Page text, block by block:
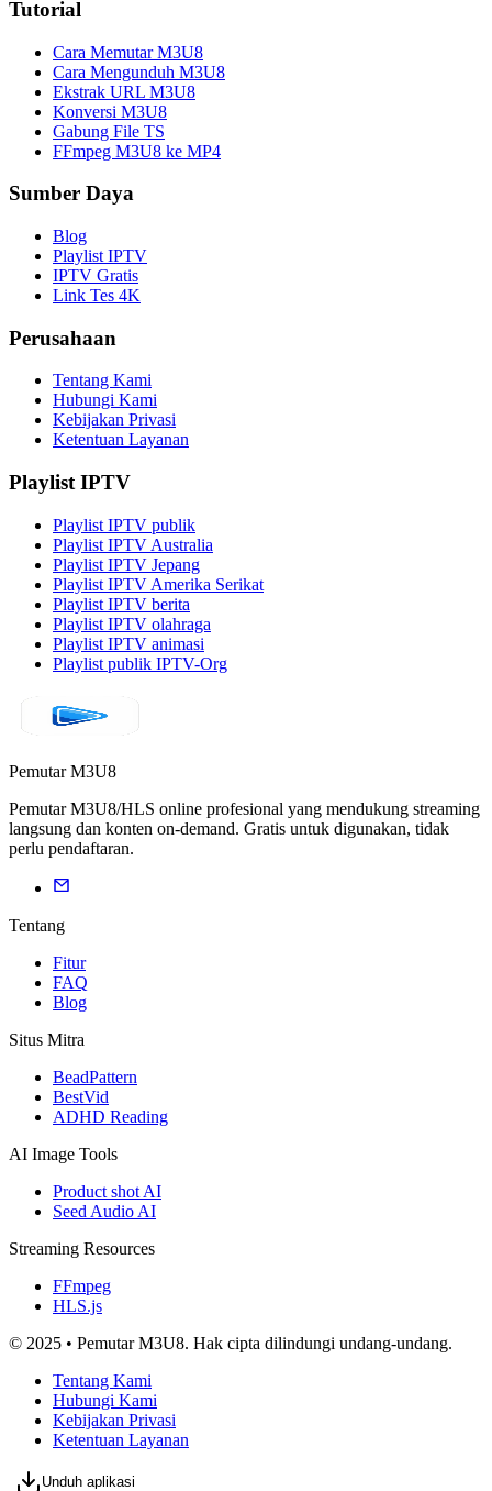
Tutorial
Cara Memutar M3U8
Cara Mengunduh M3U8
Ekstrak URL M3U8
Konversi M3U8
Gabung File TS
FFmpeg M3U8 ke MP4
Sumber Daya
Blog
Playlist IPTV
IPTV Gratis
Link Tes 4K
Perusahaan
Tentang Kami
Hubungi Kami
Kebijakan Privasi
Ketentuan Layanan
Playlist IPTV
Playlist IPTV publik
Playlist IPTV Australia
Playlist IPTV Jepang
Playlist IPTV Amerika Serikat
Playlist IPTV berita
Playlist IPTV olahraga
Playlist IPTV animasi
Playlist publik IPTV-Org
Pemutar M3U8
Pemutar M3U8/HLS online profesional yang mendukung streaming
langsung dan konten on-demand. Gratis untuk digunakan, tidak
perlu pendaftaran.
Tentang
Fitur
FAQ
Blog
Situs Mitra
BeadPattern
BestVid
ADHD Reading
AI Image Tools
Product shot AI
Seed Audio AI
Streaming Resources
FFmpeg
HLS.js
© 2025 • Pemutar M3U8. Hak cipta dilindungi undang-undang.
Tentang Kami
Hubungi Kami
Kebijakan Privasi
Ketentuan Layanan
Unduh aplikasi